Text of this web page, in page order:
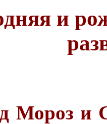
и
Мороз и